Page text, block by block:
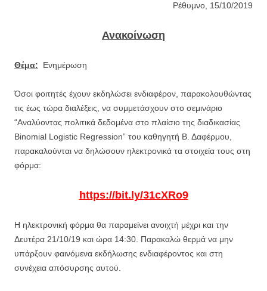
Ρέθυμνο, 15/10/2019
Ανακοίνωση
Θέμα: Ενημέρωση
Όσοι φοιτητές έχουν εκδηλώσει ενδιαφέρον, παρακολουθώντας
τις έως τώρα διαλέξεις, να συμμετάσχουν στο σεμινάριο
“Αναλύοντας πολιτικά δεδομένα στο πλαίσιο της διαδικασίας
Binomial Logistic Regression” του καθηγητή Β. Δαφέρμου,
παρακαλούνται να δηλώσουν ηλεκτρονικά τα στοιχεία τους στη
φόρμα:
https://bit.ly/31cXRo9
Η ηλεκτρονική φόρμα θα παραμείνει ανοιχτή μέχρι και την
Δευτέρα 21/10/19 και ώρα 14:30. Παρακαλώ θερμά να μην
υπάρξουν φαινόμενα εκδήλωσης ενδιαφέροντος και στη
συνέχεια απόσυρσης αυτού.